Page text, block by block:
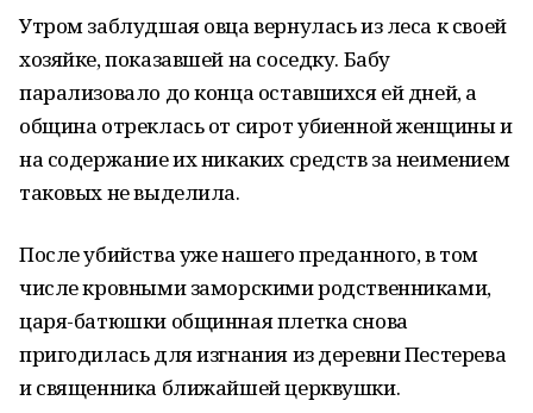
Утром заблудшая овца вернулась из леса к своей
хозяйке, показавшей на соседку. Бабу
парализовало до конца оставшихся ей дней, а
община отреклась от сирот убиенной женщины и
на содержание их никаких средств за неимением
таковых не выделила.
После убийства уже нашего преданного, в том
числе кровными заморскими родственниками,
царя-батюшки общинная плетка снова
пригодилась для изгнания из деревни Пестерева
и священника ближайшей церквушки.